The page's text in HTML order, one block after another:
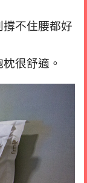
不住腰都好
很舒適。